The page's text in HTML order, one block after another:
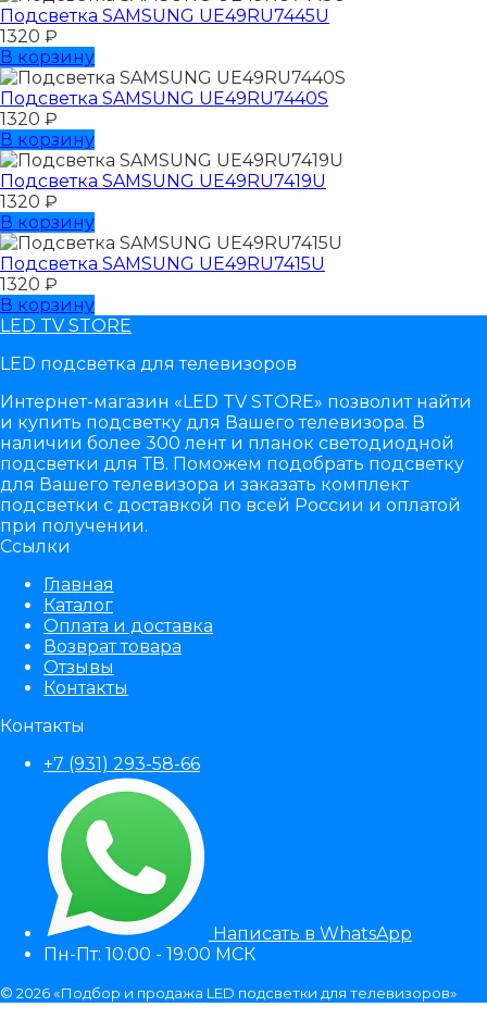
Подсветка SAMSUNG UЕ49RU7445U
1320 ₽
В корзину
Подсветка SAMSUNG UЕ49RU7440S
1320 ₽
В корзину
Подсветка SAMSUNG UЕ49RU7419U
1320 ₽
В корзину
Подсветка SAMSUNG UЕ49RU7415U
1320 ₽
В корзину
LED TV STORE
LED подсветка для телевизоров
Интернет-магазин «LED TV STORE» позволит найти
и купить подсветку для Вашего телевизора. В
наличии более 300 лент и планок светодиодной
подсветки для ТВ. Поможем подобрать подсветку
для Вашего телевизора и заказать комплект
подсветки с доставкой по всей России и оплатой
при получении.
Ссылки
Главная
Каталог
Оплата и доставка
Возврат товара
Отзывы
Контакты
Контакты
+7 (931) 293-58-66
Написать в WhatsApp
Пн-Пт: 10:00 - 19:00 МСК
© 2026 «Подбор и продажа LED подсветки для телевизоров»